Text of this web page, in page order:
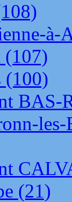
à-
(107)
(100)
BAS-
(21)